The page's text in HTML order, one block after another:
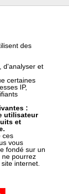
Duval.
(suivant le
12,00 € HT de
frais viendront
pro, connectez vous
des
d'analyser et
certaines
IP,
:
utilisateur
et
ces
vous
fondé sur un
ne pourrez
internet.